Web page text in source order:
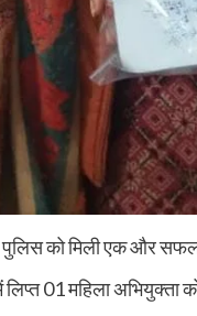
पुलिस को मिली एक और
लिप्त 01 महिला अभियुक्ता